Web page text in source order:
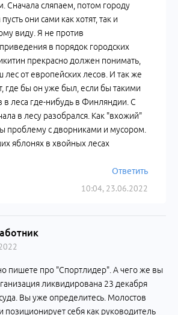
10:04, 23.06.2022
Сначала сляпаем, потом городу
они сами как хотят, так и
виду. Я не против
в порядок городских
прекрасно должен понимать,
лес от европейских лесов. И так же
где бы он уже был, если бы такими
в леса где-нибудь в Финляндии. С
в лесу разобрался. Как "вхожий"
проблему с дворниками и мусором.
яблонях в хвойных лесах
Ответить
пишете про "Спортлидер". А чего же вы
ликвидирована 23 декабря
Вы уже определитесь. Молостов
позиционирует себя как руководитель